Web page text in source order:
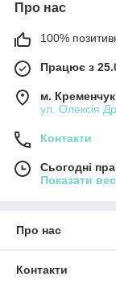
Про нас
100%
Працює з
м. Кременчук
ул. Олексія
Контакти
Сьогодні
Показати
Про нас
Контакти